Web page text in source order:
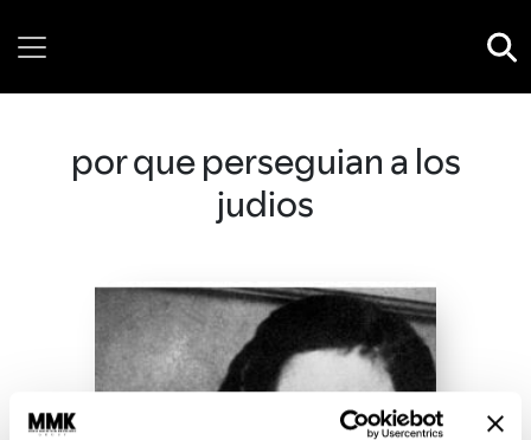
por que perseguian a los
judios